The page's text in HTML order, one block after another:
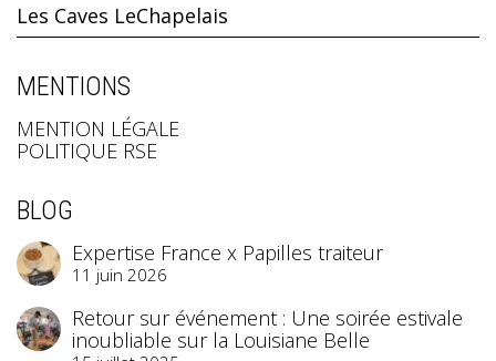
Les Caves LeChapelais
MENTIONS
MENTION LÉGALE
POLITIQUE RSE
BLOG
Expertise France x Papilles traiteur
11 juin 2026
Retour sur événement : Une soirée estivale
inoubliable sur la Louisiane Belle